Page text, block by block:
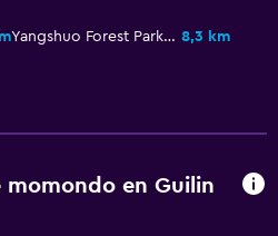
Yangshuo Forest Park of Guangxi 8,3 km
momondo en Guilin